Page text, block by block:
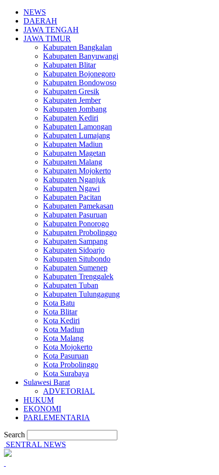
NEWS
DAERAH
JAWA TENGAH
JAWA TIMUR
Kabupaten Bangkalan
Kabupaten Banyuwangi
Kabupaten Blitar
Kabupaten Bojonegoro
Kabupaten Bondowoso
Kabupaten Gresik
Kabupaten Jember
Kabupaten Jombang
Kabupaten Kediri
Kabupaten Lamongan
Kabupaten Lumajang
Kabupaten Madiun
Kabupaten Magetan
Kabupaten Malang
Kabupaten Mojokerto
Kabupaten Nganjuk
Kabupaten Ngawi
Kabupaten Pacitan
Kabupaten Pamekasan
Kabupaten Pasuruan
Kabupaten Ponorogo
Kabupaten Probolinggo
Kabupaten Sampang
Kabupaten Sidoarjo
Kabupaten Situbondo
Kabupaten Sumenep
Kabupaten Trenggalek
Kabupaten Tuban
Kabupaten Tulungagung
Kota Batu
Kota Blitar
Kota Kediri
Kota Madiun
Kota Malang
Kota Mojokerto
Kota Pasuruan
Kota Probolinggo
Kota Surabaya
Sulawesi Barat
ADVETORIAL
HUKUM
EKONOMI
PARLEMENTARIA
Search
SENTRAL NEWS